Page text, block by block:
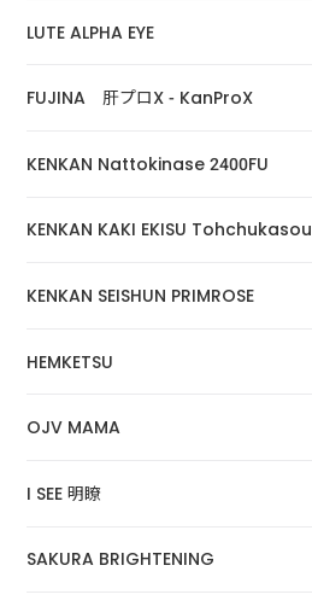
LUTE ALPHA EYE
FUJINA 肝プロX - KanProX
KENKAN Nattokinase 2400FU
KENKAN KAKI EKISU Tohchukasou
KENKAN SEISHUN PRIMROSE
HEMKETSU
OJV MAMA
I SEE 明瞭
SAKURA BRIGHTENING